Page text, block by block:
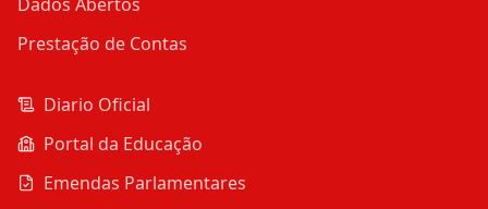
Prestação de Contas
Diario Oficial
Portal da Educação
Emendas Parlamentares